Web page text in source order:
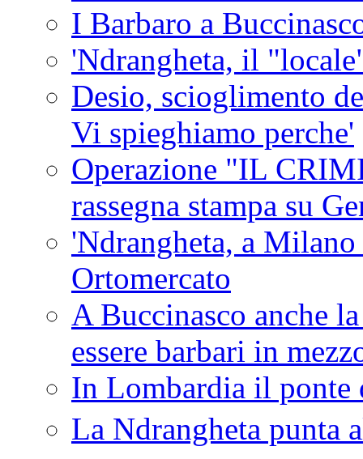
I Barbaro a
'Ndrangheta, il
Desio, scioglimento
Vi spieghiamo perche'
Operazione "IL
rassegna stampa su
'Ndrangheta, a Milano
Ortomercato
A Buccinasco anche
essere barbari in
In Lombardia il ponte
La Ndrangheta